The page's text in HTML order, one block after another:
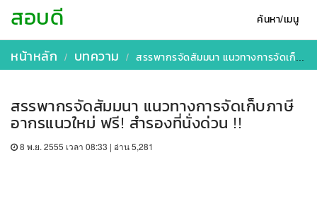
ค้นหา/เมนู
สอบดี
หน้าหลัก บทความ สรรพากรจัดสัมมนา แนวทางการจัดเก็บภาษีอากรแนวใหม่ ฟรี! สำรองที่นั่งด่วน !!
สรรพากรจัดสัมมนา แนวทางการจัดเก็บภาษี
อากรแนวใหม่ ฟรี! สำรองที่นั่งด่วน !!
8 พ.ย. 2555 เวลา 08:33 | อ่าน 5,281